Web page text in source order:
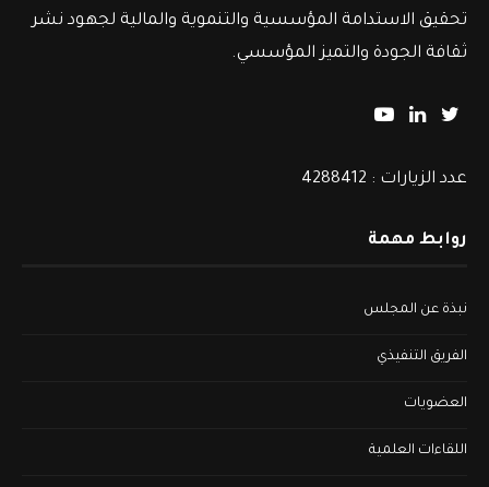
تحقيق الاستدامة المؤسسية والتنموية والمالية لجهود نشر
ثقافة الجودة والتميز المؤسسي.
عدد الزيارات : 4288412
روابط مهمة
نبذة عن المجلس
الفريق التنفيذي
العضويات
اللقاءات العلمية